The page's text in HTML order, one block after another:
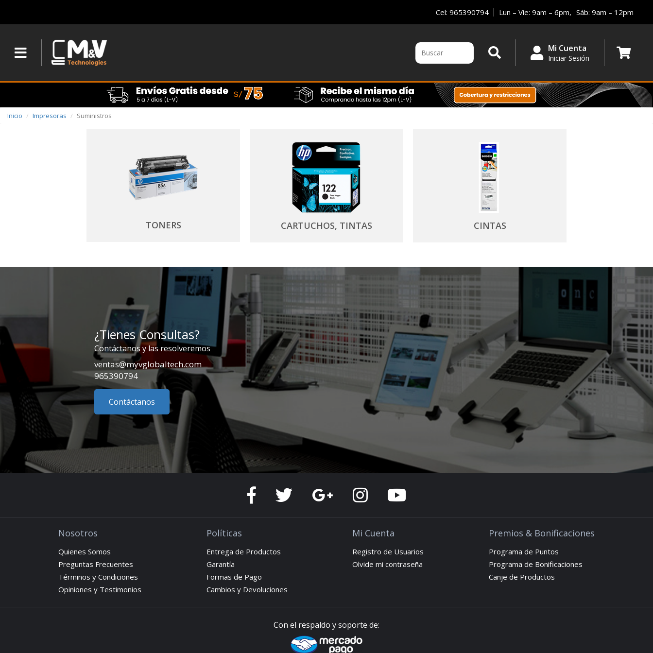
Cel: 965390794 Lun – Vie: 9am – 6pm, Sáb: 9am – 12pm
Mi Cuenta
Iniciar Sesión
Inicio Impresoras Suministros
TONERS CARTUCHOS, TINTAS CINTAS
¿Tienes Consultas?
Contáctanos y las resolveremos
ventas@myvglobaltech.com
965390794
Contáctanos
Nosotros
Quienes Somos
Preguntas Frecuentes
Términos y Condiciones
Opiniones y Testimonios
Políticas
Entrega de Productos
Garantía
Formas de Pago
Cambios y Devoluciones
Mi Cuenta
Registro de Usuarios
Olvide mi contraseña
Premios & Bonificaciones
Programa de Puntos
Programa de Bonificaciones
Canje de Productos
Con el respaldo y soporte de: